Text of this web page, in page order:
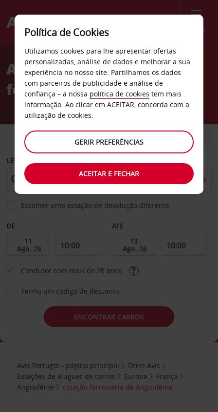
Menu
Welcome
AvisAluguer de carros Estação
ferroviária de Angoulême
CARRO COMERCIAIS
LEVANTAR EM
Escolher uma estação de devolução diferente
DE ATÉ
Condutor com mais de 25 anos
Tenho um código de desconto
ENCONTRAR CARROS
Avis Portugal - página principal
Drive Avis
Estações de aluguer de carros
Europa
França
Angoulême
Estação ferroviária de Angoulême
Política de Cookies
Utilizamos cookies para lhe apresentar ofertas
personalizadas, análise de dados e melhorar a sua
experiência no nosso site. Partilhamos os dados
com parceiros de publicidade e análise de
confiança – a nossa política de cookies tem mais
informação. Ao clicar em ACEITAR, concorda com a
utilização de cookies.
GERIR PREFERÊNCIAS
ACEITAR E FECHAR